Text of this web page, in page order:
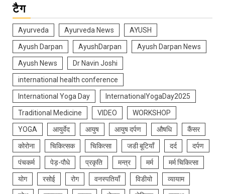
टैग
Ayurveda Ayurveda News AYUSH
Ayush Darpan AyushDarpan Ayush Darpan News
Ayush News Dr Navin Joshi
international health conference
International Yoga Day InternationalYogaDay2025
Traditional Medicine VIDEO WORKSHOP
YOGA आयुर्वेद आयुष आयुष दर्पण औषधि कैंसर
कोरोना चिकित्सक चिकित्सा जडी बूटियाँ दर्द दर्पण
पंचकर्म पेड़-पौधे प्रकृति मन्त्र मर्म मर्म चिकित्सा
योग रसोई रोग वनस्पतियाँ विडीयो व्यायाम